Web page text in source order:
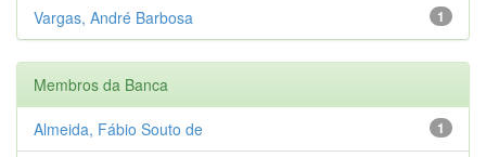
1
Vargas, André Barbosa
Membros da Banca
1
Almeida, Fábio Souto de